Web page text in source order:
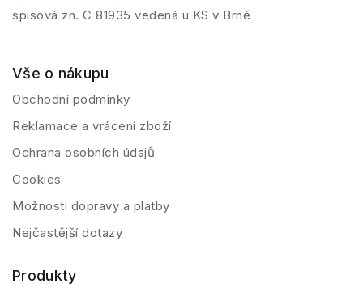
spisová zn. C 81935 vedená u KS v Brně
Vše o nákupu
Obchodní podmínky
Reklamace a vrácení zboží
Ochrana osobních údajů
Cookies
Možnosti dopravy a platby
Nejčastější dotazy
Produkty